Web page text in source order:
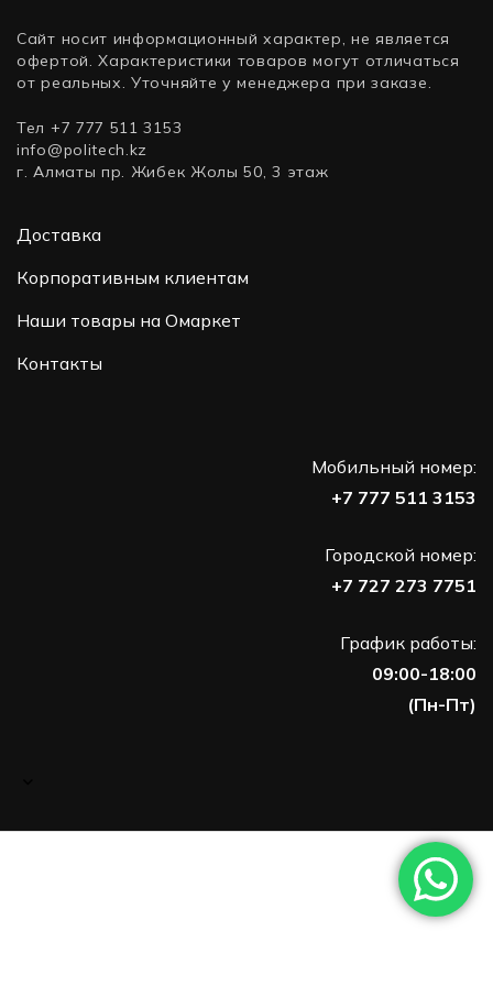
Сайт носит информационный характер, не является
офертой. Характеристики товаров могут отличаться
от реальных. Уточняйте у менеджера при заказе.
Тел +7 777 511 3153
info@politech.kz
г. Алматы пр. Жибек Жолы 50, 3 этаж
Доставка
Корпоративным клиентам
Наши товары на Омаркет
Контакты
Мобильный номер:
+7 777 511 3153
Городской номер:
+7 727 273 7751
График работы:
09:00-18:00
(Пн-Пт)